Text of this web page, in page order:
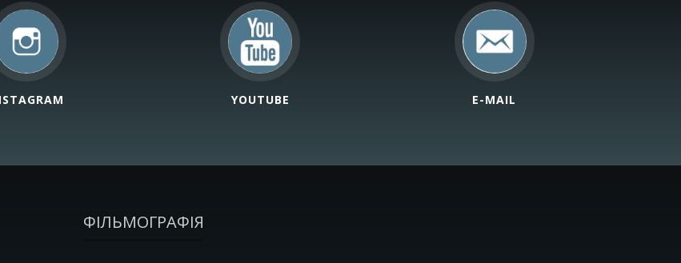
YOUTUBE E-MAIL
ФІЛЬМОГРАФІЯ